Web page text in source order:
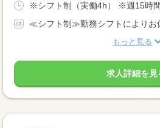
※シフト制（実働4h） ※週15時
≪シフト制≫勤務シフトによりお
もっと見る
求人詳細を見